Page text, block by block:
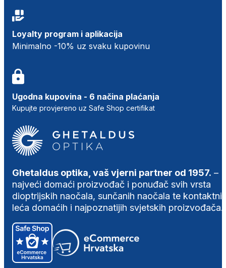
Loyalty program i aplikacija
Minimalno -10% uz svaku kupovinu
Ugodna kupovina - 6 načina plaćanja
Kupujte provjereno uz Safe Shop certifikat
Ghetaldus optika, vaš vjerni partner od 1957. –
najveći domaći proizvođač i ponuđač svih vrsta
dioptrijskih naočala, sunčanih naočala te
leća domaćih i najpoznatijih svjetskih proizvođača.